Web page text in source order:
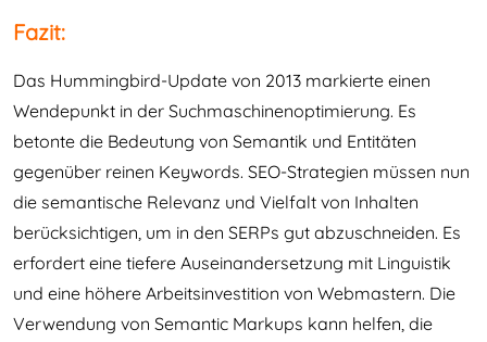
Fazit:
Das Hummingbird-Update von 2013 markierte einen
Wendepunkt in der Suchmaschinenoptimierung. Es
betonte die Bedeutung von Semantik und Entitäten
gegenüber reinen Keywords. SEO-Strategien müssen nun
die semantische Relevanz und Vielfalt von Inhalten
berücksichtigen, um in den SERPs gut abzuschneiden. Es
erfordert eine tiefere Auseinandersetzung mit Linguistik
und eine höhere Arbeitsinvestition von Webmastern. Die
Verwendung von Semantic Markups kann helfen, die